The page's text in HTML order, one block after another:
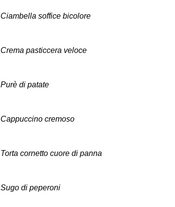
Ciambella soffice bicolore
Crema pasticcera veloce
Purè di patate
Cappuccino cremoso
Torta cornetto cuore di panna
Sugo di peperoni